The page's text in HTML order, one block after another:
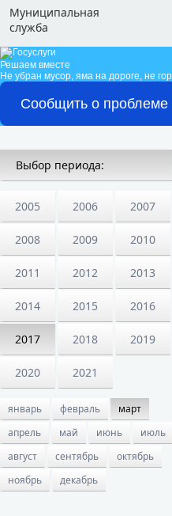
Муниципальная
служба
Решаем вместе
Не убран мусор, яма на дороге, не
Сообщить о проблеме
Выбор периода:
2005 2006 2007
2008 2009 2010
2011 2012 2013
2014 2015 2016
2017 2018 2019
2020 2021
январь февраль
март
апрель
май июнь
июль
август
сентябрь
октябрь
ноябрь
декабрь